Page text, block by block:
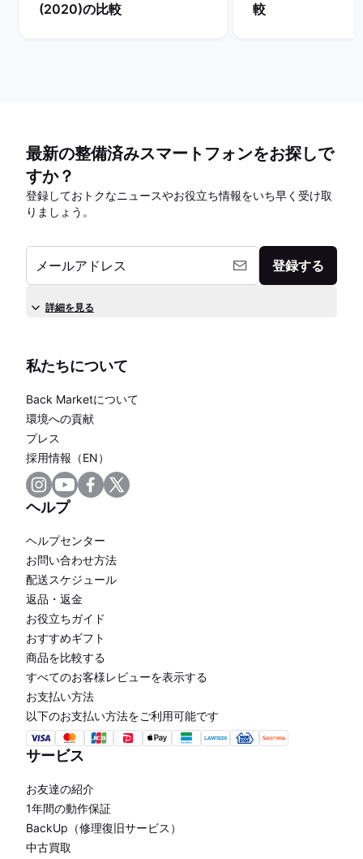
(2020)の比較
較
最新の整備済みスマートフォンをお探しで
すか？
登録しておトクなニュースやお役立ち情報をいち早く受け取
りましょう。
メールアドレス 登録する
詳細を見る
私たちについて
Back Marketについて
環境への貢献
プレス
採用情報（EN）
ヘルプ
ヘルプセンター
お問い合わせ方法
配送スケジュール
返品・返金
お役立ちガイド
おすすめギフト
商品を比較する
すべてのお客様レビューを表示する
お支払い方法
以下のお支払い方法をご利用可能です
サービス
お友達の紹介
1年間の動作保証
BackUp（修理復旧サービス）
中古買取